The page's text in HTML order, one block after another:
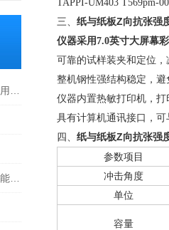
TAPPI-UM403 T569pm-
三、 纸与纸板Z向抗张强
仪器采用7.0英寸大屏幕
可靠的试样装夹和定位
整机钢性强结构稳定，
仪器内置热敏打印机，打
具有计算机通讯接口，
四、 纸与纸板Z向抗张强
参数项目
冲击角度
单位
容量